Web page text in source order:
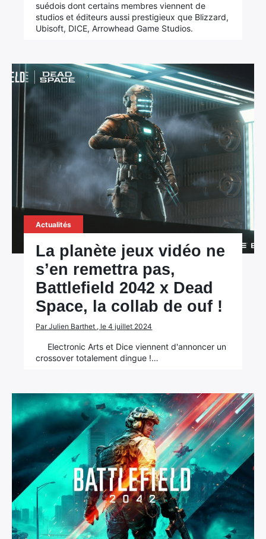
suédois dont certains membres viennent de
studios et éditeurs aussi prestigieux que Blizzard,
Ubisoft, DICE, Arrowhead Game Studios.
Actualités
La planète jeux vidéo ne
s’en remettra pas,
Battlefield 2042 x Dead
Space, la collab de ouf !
Par Julien Barthet , le 4 juillet 2024
Electronic Arts et Dice viennent d'annoncer un
crossover totalement dingue !…